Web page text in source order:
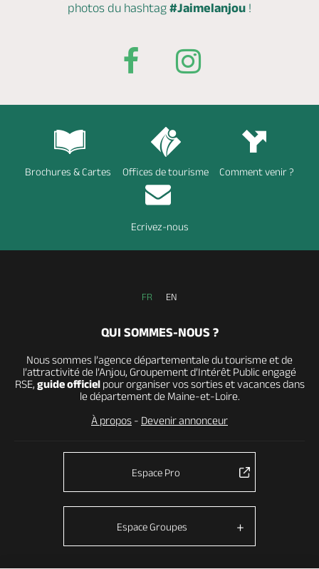
photos du hashtag #Jaimelanjou !
Brochures & Cartes Offices de tourisme Comment venir ?
Ecrivez-nous
FR EN
QUI SOMMES-NOUS ?
Nous sommes l’agence départementale du tourisme et de
l’attractivité de l’Anjou, Groupement d’Intérêt Public engagé
RSE, guide officielpour organiser vos sorties et vacances dans
le département de Maine-et-Loire.
À propos - Devenir annonceur
Espace Pro
Espace Groupes